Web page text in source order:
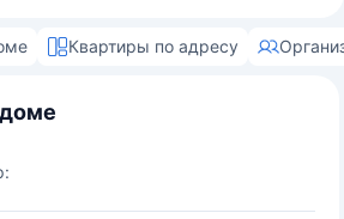
Квартиры по адресу